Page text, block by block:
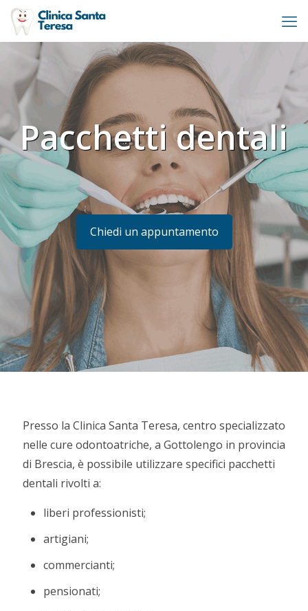
Pacchetti dentali
Chiedi un appuntamento
Presso la Clinica Santa Teresa, centro specializzato
nelle cure odontoatriche, a Gottolengo in provincia
di Brescia, è possibile utilizzare specifici pacchetti
dentali rivolti a:
liberi professionisti;
artigiani;
commercianti;
pensionati;